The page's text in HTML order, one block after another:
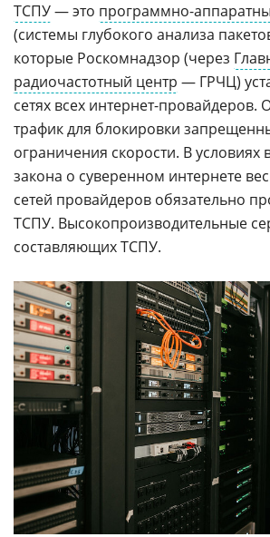
ТСПУ— это программно-
(системы глубокого анализа
которые Роскомнадзор (через
радиочастотный центр — ГРЧЦ)
сетях всех интернет-провайдеров.
трафик для блокировки
ограничения скорости. В условиях
закона о суверенном интернете
сетей провайдеров обязательно
ТСПУ. Высокопроизводительные
составляющих ТСПУ.